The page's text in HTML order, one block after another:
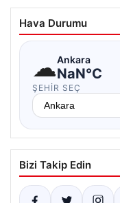
Hava Durumu
☁Ankara
NaN°C
ŞEHIR SEÇ
Bizi Takip Edin